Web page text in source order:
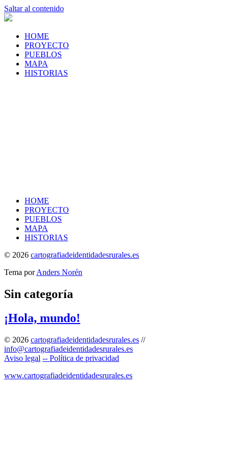
Saltar al contenido
HOME
PROYECTO
PUEBLOS
MAPA
HISTORIAS
HOME
PROYECTO
PUEBLOS
MAPA
HISTORIAS
© 2026 cartografiadeidentidadesrurales.es
Tema porAnders Norén
Sin categoría
¡Hola, mundo!
© 2026 cartografiadeidentidadesrurales.es //
info@cartografiadeidentidadesrurales.es
Aviso legal -- Política de privacidad
www.cartografiadeidentidadesrurales.es